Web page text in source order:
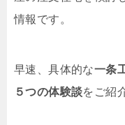
情報です。
早速、具体的な一条
５つの体験談をご紹